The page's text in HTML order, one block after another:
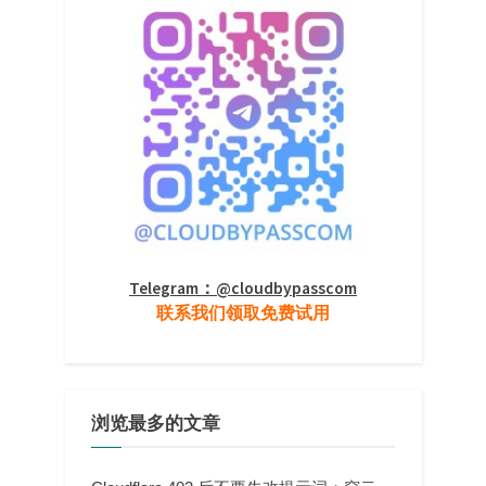
Telegram：@cloudbypasscom
联系我们领取免费试用
浏览最多的文章